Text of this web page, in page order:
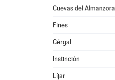
Cuevas del Almanzora
Fines
Gérgal
Instinción
Líjar